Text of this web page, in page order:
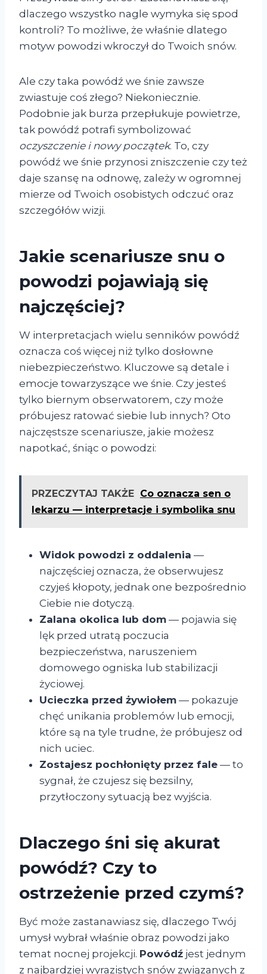
dlaczego wszystko nagle wymyka się spod
kontroli? To możliwe, że właśnie dlatego
motyw powodzi wkroczył do Twoich snów.
Ale czy taka powódź we śnie zawsze
zwiastuje coś złego? Niekoniecznie.
Podobnie jak burza przepłukuje powietrze,
tak powódź potrafi symbolizować
oczyszczenie i nowy początek. To, czy
powódź we śnie przynosi zniszczenie czy też
daje szansę na odnowę, zależy w ogromnej
mierze od Twoich osobistych odczuć oraz
szczegółów wizji.
Jakie scenariusze snu o
powodzi pojawiają się
najczęściej?
W interpretacjach wielu senników powódź
oznacza coś więcej niż tylko dosłowne
niebezpieczeństwo. Kluczowe są detale i
emocje towarzyszące we śnie. Czy jesteś
tylko biernym obserwatorem, czy może
próbujesz ratować siebie lub innych? Oto
najczęstsze scenariusze, jakie możesz
napotkać, śniąc o powodzi:
PRZECZYTAJ TAKŻE Co oznacza sen o
lekarzu — interpretacje i symbolika snu
Widok powodzi z oddalenia —
najczęściej oznacza, że obserwujesz
czyjeś kłopoty, jednak one bezpośrednio
Ciebie nie dotyczą.
Zalana okolica lub dom — pojawia się
lęk przed utratą poczucia
bezpieczeństwa, naruszeniem
domowego ogniska lub stabilizacji
życiowej.
Ucieczka przed żywiołem — pokazuje
chęć unikania problemów lub emocji,
które są na tyle trudne, że próbujesz od
nich uciec.
Zostajesz pochłonięty przez fale — to
sygnał, że czujesz się bezsilny,
przytłoczony sytuacją bez wyjścia.
Dlaczego śni się akurat
powódź? Czy to
ostrzeżenie przed czymś?
Być może zastanawiasz się, dlaczego Twój
umysł wybrał właśnie obraz powodzi jako
temat nocnej projekcji. Powódź jest jednym
z najbardziej wyrazistych snów związanych z